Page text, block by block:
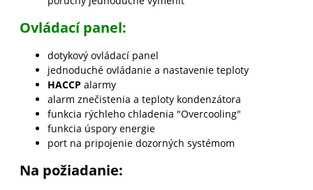
Ovládací panel:
dotykový ovládací panel
jednoduché ovládanie a nastavenie teploty
HACCP alarmy
alarm znečistenia a teploty kondenzátora
funkcia rýchleho chladenia "Overcooling"
funkcia úspory energie
port na pripojenie dozorných systémom
Na požiadanie: